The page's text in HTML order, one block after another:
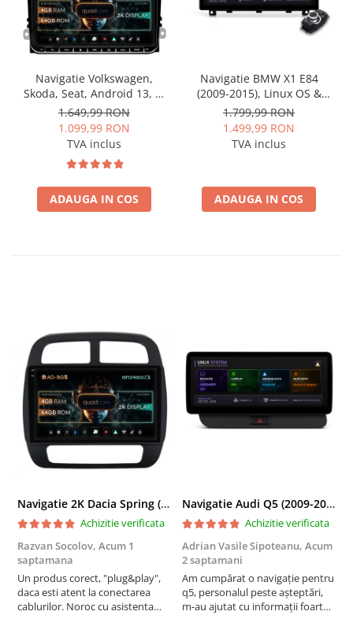
Navigatie Volkswagen,
Skoda, Seat, Android 13, S-
Quadcore / 4GB RAM +
64GB ROM, 9 Inch - AD-
BGSW94L
1.649,99 RON
1.099,99 RON
TVA inclus
ADAUGA IN COS
Navigatie BMW X1 E84
(2009-2015), Linux OS &
OEM, Varianta iDrive,
CarPlay & Android Auto
Wireless, MirrorLink,
BGRKITBM004
1.799,99 RON
1.499,99 RON
TVA inclus
ADAUGA IN COS
Navigatie 2K Dacia Spring (2021- Prezent), Android, S-Quadcore / 4GB RAM + 64GB ROM, 9.5 Inch - AD-BGS90042K+AD-BGRKIT366V4s
Achizitie verificata
Razvan Socolov, Acum 1
saptamana
Un produs corect, "plug&play",
daca esti atent la conectarea
cablurilor. Noroc cu asistenta
Navigatie Audi Q5 (2009-2017), Linux OS & OEM, MMI 3G, CarPlay & Android Auto Wireless, MirrorLink, Camera AHD, 12.3 Inch - AD-BGAALNXH+AD-BGRKITQ5002
Achizitie verificata
Adrian Vasile Sipoteanu, Acum
2 saptamani
Am cumpărat o navigație pentru
q5, personalul peste așteptări,
m-au ajutat cu informații foarte